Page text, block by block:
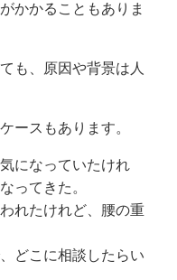
かかることもありま
も、原因や背景は人
ースもあります。
になっていたけれ
ってきた。
れたけれど、腰の重
どこに相談したらい